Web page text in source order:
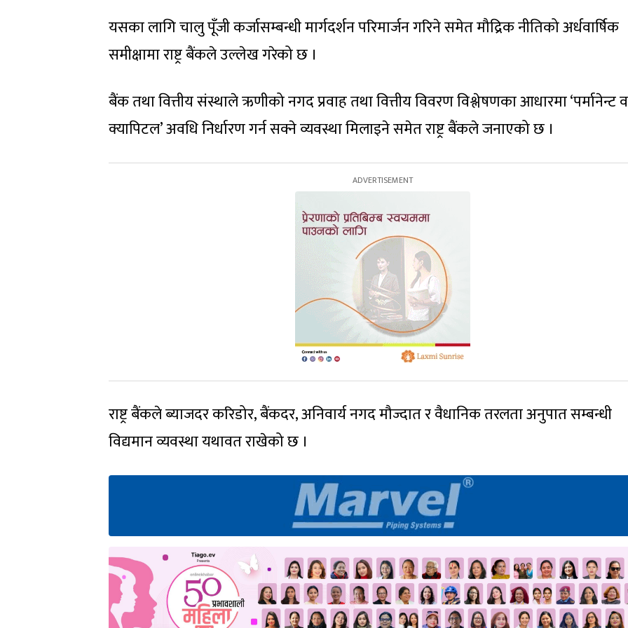
यसका लागि चालु पूँजी कर्जासम्बन्धी मार्गदर्शन परिमार्जन गरिने समेत मौद्रिक नीतिको अर्धवार्षिक
समीक्षामा राष्ट्र बैंकले उल्लेख गरेको छ ।
बैंक तथा वित्तीय संस्थाले ऋणीको नगद प्रवाह तथा वित्तीय विवरण विश्लेषणका आधारमा ‘पर्मानेन्ट
क्यापिटल’ अवधि निर्धारण गर्न सक्ने व्यवस्था मिलाइने समेत राष्ट्र बैंकले जनाएको छ ।
राष्ट्र बैंकले ब्याजदर करिडोर, बैंकदर, अनिवार्य नगद मौज्दात र वैधानिक तरलता अनुपात सम्बन्धी
विद्यमान व्यवस्था यथावत राखेको छ ।